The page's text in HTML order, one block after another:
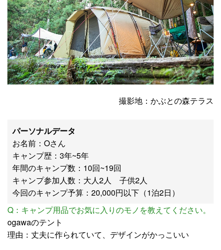
撮影地：かぶとの森テラス
パーソナルデータ
お名前：Oさん
キャンプ歴：3年~5年
年間のキャンプ数：10回~19回
キャンプ参加人数：大人2人 子供2人
今回のキャンプ予算：20,000円以下（1泊2日）
Q：キャンプ用品でお気に入りのモノを教えてください。
ogawaのテント
理由：丈夫に作られていて、デザインがかっこいい